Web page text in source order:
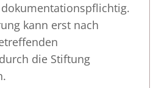
kann erst nach
die Stiftung